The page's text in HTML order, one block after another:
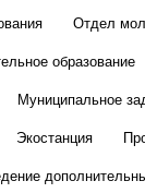
Отдел
образование
Муниципальное
Экостанция